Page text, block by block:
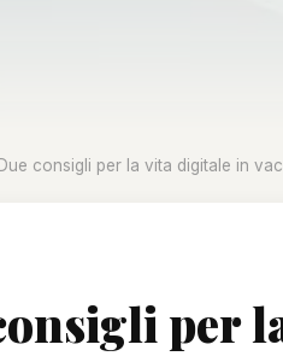
Due consigli per la vita digitale in
per